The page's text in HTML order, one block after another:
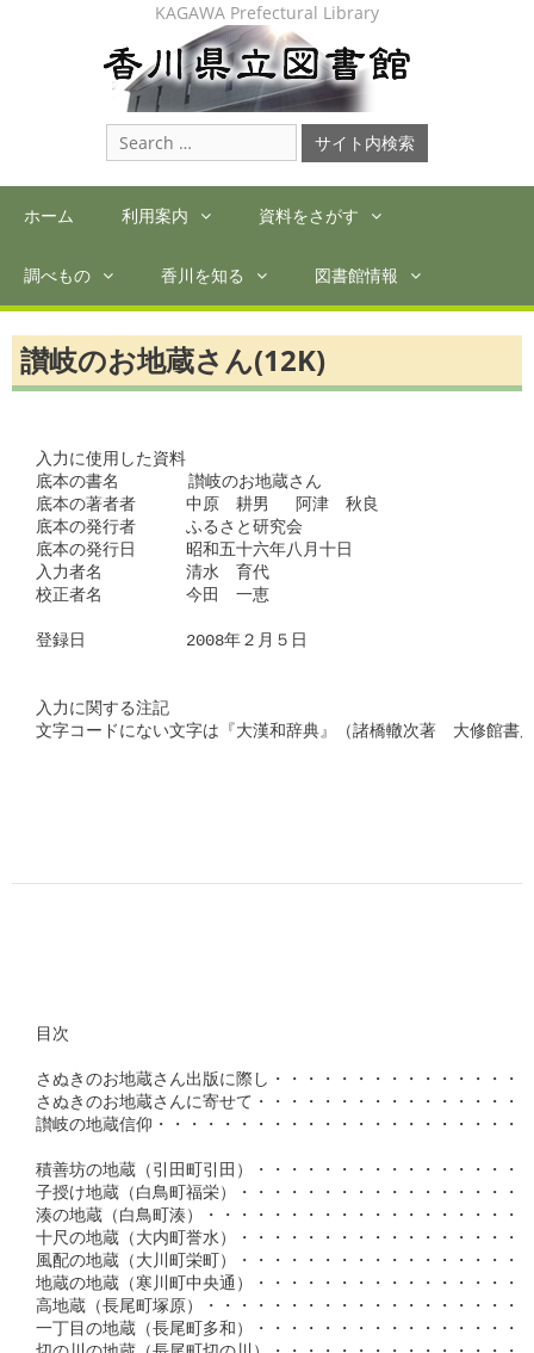
KAGAWA Prefectural Library
Search
for:
ホーム 利用案内 資料をさがす
調べもの 香川を知る 図書館情報
讃岐のお地蔵さん(12K)
入力に使用した資料
底本の書名　　　  讃岐のお地蔵さん
底本の著者者　　　中原　耕男　 阿津　秋良
底本の発行者　　　ふるさと研究会
底本の発行日　　　昭和五十六年八月十日
入力者名　　　　　清水　育代
校正者名　　　　　今田　一恵
登録日　　　　　　2008年２月５日
入力に関する注記
文字コードにない文字は『大漢和辞典』（諸橋轍次著　大修館書
目次
さぬきのお地蔵さん出版に際し・・・・・・・・・・・・・・・
さぬきのお地蔵さんに寄せて・・・・・・・・・・・・・・・・
讃岐の地蔵信仰・・・・・・・・・・・・・・・・・・・・・・
積善坊の地蔵（引田町引田）・・・・・・・・・・・・・・・・
子授け地蔵（白鳥町福栄）・・・・・・・・・・・・・・・・・
湊の地蔵（白鳥町湊）・・・・・・・・・・・・・・・・・・・
十尺の地蔵（大内町誉水）・・・・・・・・・・・・・・・・・
風配の地蔵（大川町栄町）・・・・・・・・・・・・・・・・・
地蔵の地蔵（寒川町中央通）・・・・・・・・・・・・・・・・
高地蔵（長尾町塚原）・・・・・・・・・・・・・・・・・・・
一丁目の地蔵（長尾町多和）・・・・・・・・・・・・・・・・